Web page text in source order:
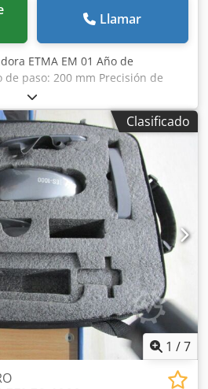
Llamar
ETMA EM 01 Año de
paso: 200 mm Precisión de
mínima de etiqueta: 10 mm
10 mm Inspección por vídeo
Zoom - Telegram En stock en
Disponible de inmediato – Se
E Isf Hor
Clasificado
1 /7